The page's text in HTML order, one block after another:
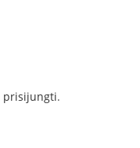
prisijungti.